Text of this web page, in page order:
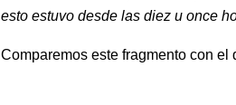
esto estuvo desde las diez u once
Comparemos este fragmento con el